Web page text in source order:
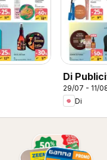
Di
29/07 - 11/
Di